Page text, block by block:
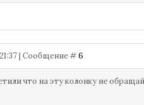
| Сообщение #6
что на эту колонку не